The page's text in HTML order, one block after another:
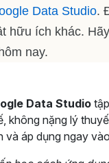
Data Studio.
hữu ích khác.
nay.
Data Studio
không nặng lý
và áp dụng ngay